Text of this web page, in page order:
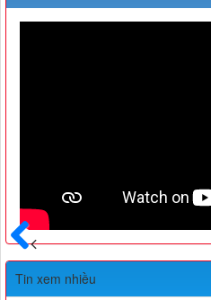
Trước
Tin xem nhiều